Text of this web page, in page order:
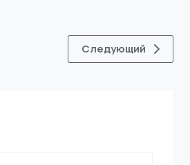
Следующий